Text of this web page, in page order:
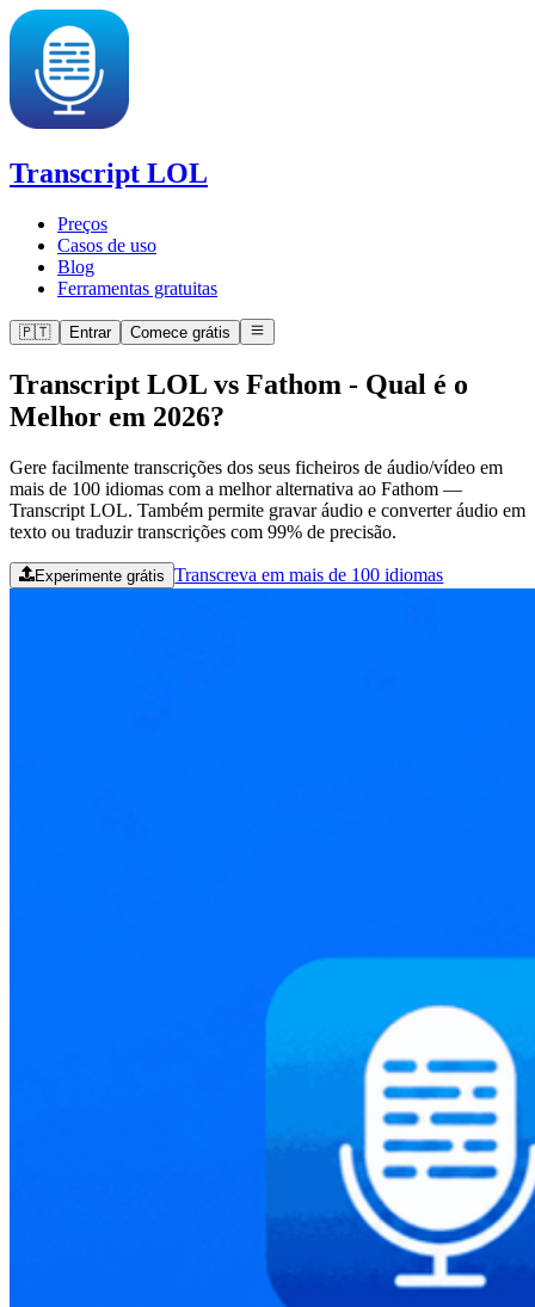
Transcript LOL
Preços
Casos de uso
Blog
Ferramentas gratuitas
🇵🇹 Entrar Comece grátis
Transcript LOL vs Fathom - Qual é o
Melhor em 2026?
Gere facilmente transcrições dos seus ficheiros de áudio/vídeo em
mais de 100 idiomas com a melhor alternativa ao Fathom —
Transcript LOL. Também permite gravar áudio e converter áudio em
texto ou traduzir transcrições com 99% de precisão.
Experimente grátis Transcreva em mais de 100 idiomas